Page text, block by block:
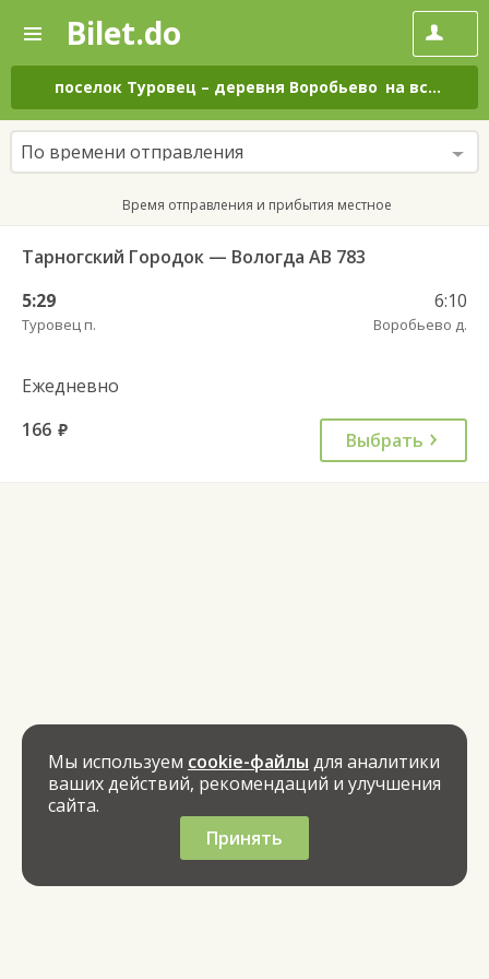
—
Поиск
и
покупка
билетов
на
автобус
онлайн
Bilet.do
поселок Туровец – деревня Воробьево на все дни
По времени отправления
Время отправления и прибытия местное
Тарногский Городок — Вологда АВ 783
5:29
Туровец п.
6:10
Воробьево д.
Ежедневно
166 руб. Выбрать
Мы используем cookie-файлы для аналитики
ваших действий, рекомендаций и улучшения
сайта.
Принять